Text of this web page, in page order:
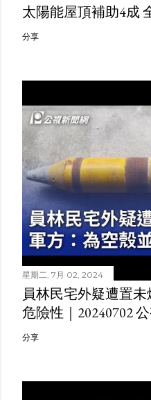
太陽能屋頂補助4成
分享
星期二, 7月 02, 2024
員林民宅外疑遭置
危險性｜20240702
分享